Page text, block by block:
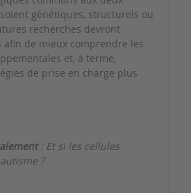
génétiques, structurels ou
recherches devront
afin de mieux comprendre les
et, à terme,
de prise en charge plus
: Et si les cellules
?